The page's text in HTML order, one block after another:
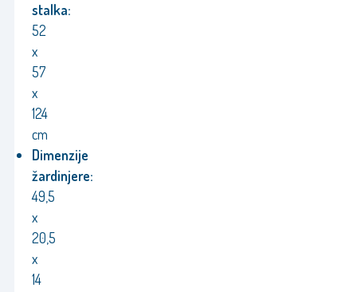
stalka:
52
x
57
x
124
cm
Dimenzije
žardinjere:
49,5
x
20,5
x
14